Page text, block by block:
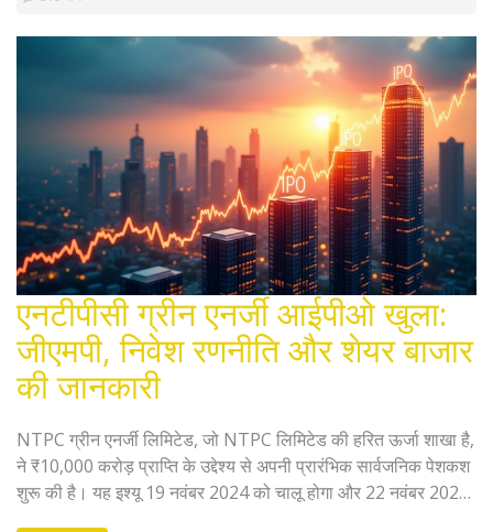
एनटीपीसी ग्रीन एनर्जी आईपीओ खुला:
जीएमपी, निवेश रणनीति और शेयर बाजार
की जानकारी
NTPC ग्रीन एनर्जी लिमिटेड, जो NTPC लिमिटेड की हरित ऊर्जा शाखा है,
ने ₹10,000 करोड़ प्राप्ति के उद्देश्य से अपनी प्रारंभिक सार्वजनिक पेशकश
शुरू की है। यह इश्यू 19 नवंबर 2024 को चालू होगा और 22 नवंबर 2024